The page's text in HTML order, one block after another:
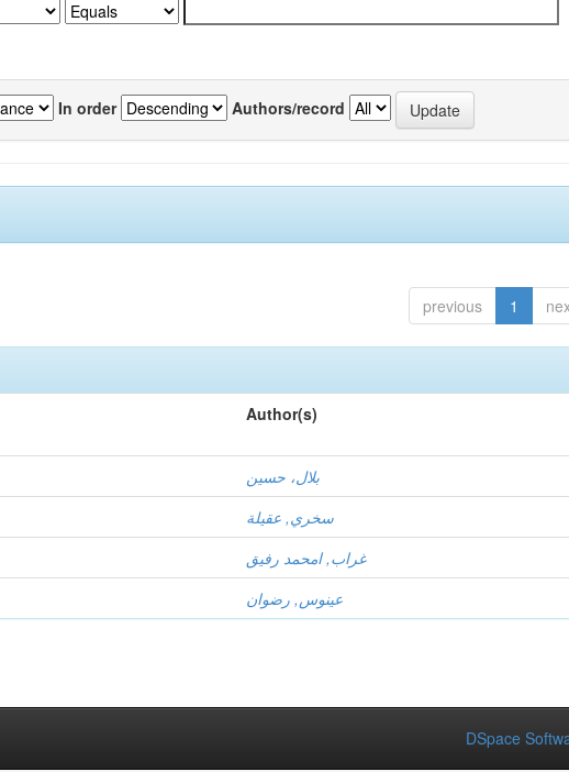
In order Authors/record
previous 1
Author(s)
بلال، حسين
سخري, عقيلة
غراب, امحمد رفيق
عينوس, رضوان
DSpace